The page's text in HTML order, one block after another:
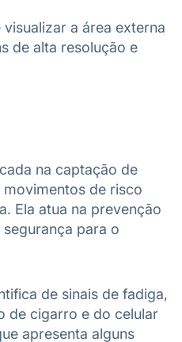
a área externa
de alta resolução e
na captação de
de risco
Ela atua na prevenção
para o
de sinais de fadiga,
de cigarro e do celular
apresenta alguns